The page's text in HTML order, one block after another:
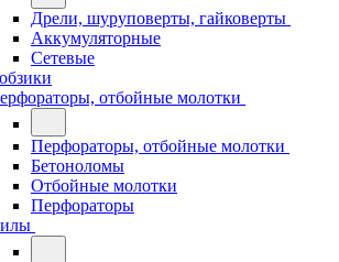
Дрели, шуруповерты, гайковерты
Аккумуляторные
Сетевые
отбойные молотки
Перфораторы, отбойные молотки
Бетоноломы
Отбойные молотки
Перфораторы